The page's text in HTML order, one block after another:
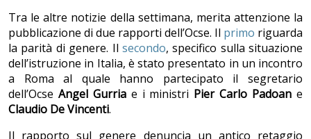
Tra le altre notizie della settimana, merita attenzione la
pubblicazione di due rapporti dell’Ocse. Il primo riguarda
la parità di genere. Il secondo, specifico sulla situazione
dell’istruzione in Italia, è stato presentato in un incontro
a Roma al quale hanno partecipato il segretario
dell’Ocse Angel Gurriae i ministri Pier Carlo Padoane
Claudio De Vincenti.
Il rapporto sul genere denuncia un antico retaggio